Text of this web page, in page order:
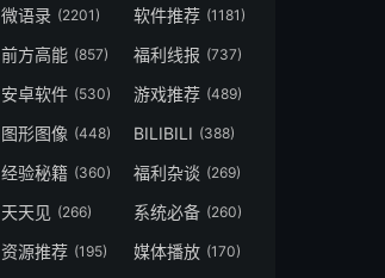
微语录 (2201) 软件推荐 (1181)
前方高能 (857) 福利线报 (737)
安卓软件 (530) 游戏推荐 (489)
图形图像 (448) BILIBILI (388)
经验秘籍 (360) 福利杂谈 (269)
天天见 (266) 系统必备 (260)
资源推荐 (195) 媒体播放 (170)